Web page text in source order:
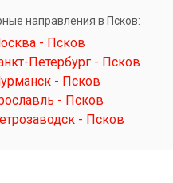
направления в Псков:
- Псков
Петербург - Псков
- Псков
- Псков
- Псков